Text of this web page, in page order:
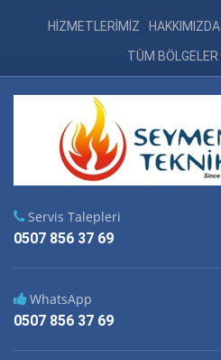
HİZMETLERİMİZ HAKKIMIZDA
TÜM BÖLGELER
Servis Talepleri
0507 856 37 69
WhatsApp
0507 856 37 69